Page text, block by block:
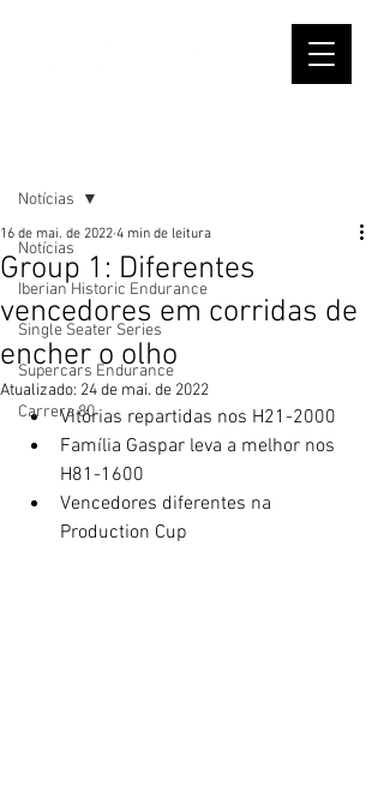
Notícias
Iberian Historic Endurance
Single Seater Series
Supercars Endurance
Carrera 80
Notícias
Group 1: Diferentes
vencedores em corridas de
encher o olho
16 de mai. de 2022 4 min de leitura
Atualizado: 24 de mai. de 2022
Vitórias repartidas nos H21-2000
Família Gaspar leva a melhor nos
H81-1600
Vencedores diferentes na
Production Cup